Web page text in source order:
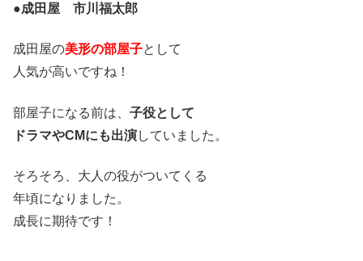
●成田屋 市川福太郎
成田屋の美形の部屋子として
人気が高いですね！
部屋子になる前は、 子役として
ドラマやCMにも出演していました。
そろそろ、大人の役がついてくる
年頃になりました。
成長に期待です！